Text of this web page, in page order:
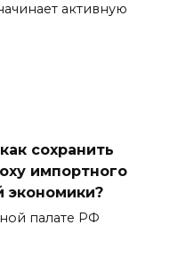
активную
сохранить
импортного
экономики?
палате РФ